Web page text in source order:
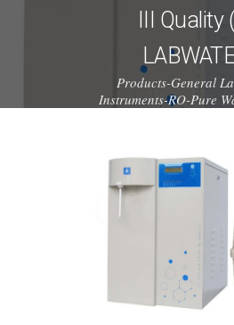
TEKNİK SERVİS
ONLINE KATALOG
III Quality
Products-General
Instruments-RO-Pure